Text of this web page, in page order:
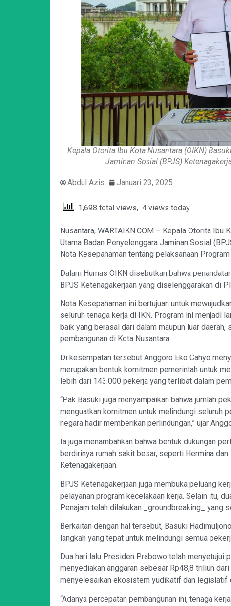
Kepala Otorita Ibu Kota Nusantara (OIKN)
Jaminan Sosial (BPJS)
Abdul Azis Januari 23, 2025
1,698 total views, 4 views today
Nusantara, WARTAIKN.COM – Kepala Otorita
Utama Badan Penyelenggara Jaminan Sosial
Nota Kesepahaman tentang pelaksanaan
Dalam Humas OIKN disebutkan bahwa
BPJS Ketenagakerjaan yang diselenggarakan di
Nota Kesepahaman ini bertujuan untuk
seluruh tenaga kerja di IKN. Program ini menjadi
baik yang berasal dari dalam maupun luar
pembangunan di Kota Nusantara.
Di kesempatan tersebut Anggoro Eko Cahyo
merupakan bentuk komitmen pemerintah untuk
lebih dari 143.000 pekerja yang terlibat dalam
“Pak Basuki juga menyampaikan bahwa jumlah
menguatkan komitmen untuk melindungi seluruh
negara hadir memberikan perlindungan,” ujar
Ia juga menambahkan bahwa bentuk dukungan
berdirinya rumah sakit besar, seperti Hermina
Ketenagakerjaan.
BPJS Ketenagakerjaan juga membuka peluang
pelayanan program kecelakaan kerja. Selain itu,
Penajam telah dilakukan _groundbreaking_ yang
Berkaitan dengan hal tersebut, Basuki
langkah yang tepat untuk melindungi semua
Dua hari lalu Presiden Prabowo telah menyetujui
menyediakan anggaran sebesar Rp48,8 triliun
menyelesaikan ekosistem yudikatif dan legislatif
“Adanya percepatan pembangunan ini, tenaga